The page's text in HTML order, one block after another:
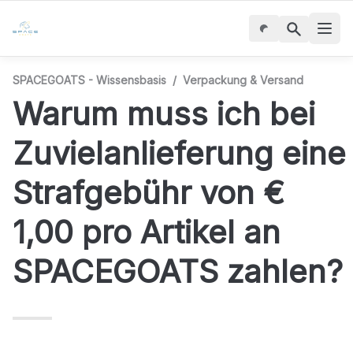
SPACEGOATS - Wissensbasis / Verpackung & Versand
Warum muss ich bei
Zuvielanlieferung eine
Strafgebühr von €
1,00 pro Artikel an
SPACEGOATS zahlen?